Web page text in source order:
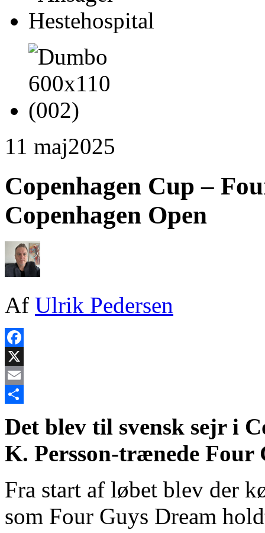
11 maj2025
Copenhagen Cup –
Copenhagen Open
Af Ulrik Pedersen
Facebook
X
Email
Det blev til svensk sejr i
K. Persson-trænede Four
Fra start af løbet blev der
som Four Guys Dream